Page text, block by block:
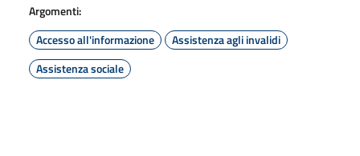
Argomenti:
Accesso all'informazione
Assistenza agli invalidi
Assistenza sociale